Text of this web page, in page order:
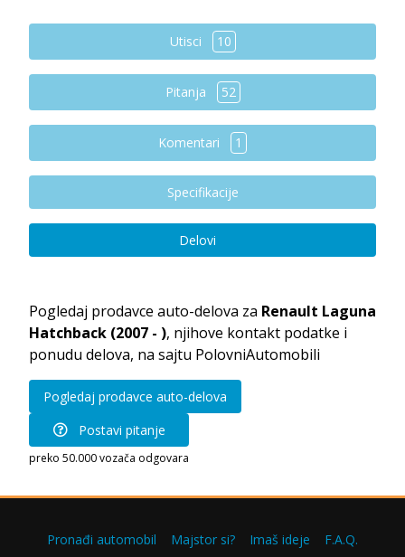
Utisci 10
Pitanja 52
Komentari 1
Specifikacije
Delovi
Pogledaj prodavce auto-delova za Renault Laguna
Hatchback (2007 - ), njihove kontakt podatke i
ponudu delova, na sajtu PolovniAutomobili
Pogledaj prodavce auto-delova
Postavi pitanje
preko 50.000 vozača odgovara
Pronađi automobil Majstor si? Imaš ideje
F.A.Q.